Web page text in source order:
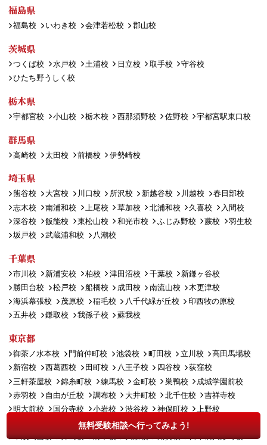
無料受験相談へ行ってみよう!
福島県
福島校 いわき校 会津若松校 郡山校
茨城県
つくば校 水戸校 土浦校 日立校 取手校
守谷校
ひたち野うしく校
栃木県
宇都宮校 小山校 栃木校 西那須野校 佐野校 宇都宮駅東口校
群馬県
高崎校 太田校 前橋校 伊勢崎校
埼玉県
熊谷校 大宮校 川口校 所沢校 新越谷校 川越校
春日部校
志木校
南浦和校 上尾校 草加校 北浦和校 久喜校
入間校
深谷校
飯能校 東松山校 和光市校 ふじみ野校 蕨校
羽生校
坂戸校
武蔵浦和校 八潮校
千葉県
市川校 新浦安校 柏校 津田沼校 千葉校
新鎌ヶ谷校
勝田台校
松戸校 船橋校 成田校 南流山校
木更津校
海浜幕張校
茂原校 稲毛校 八千代緑が丘校
印西牧の原校
五井校
鎌取校 我孫子校 蘇我校
東京都
御茶ノ水本校 門前仲町校 池袋校 町田校 立川校
高田馬場校
新宿校
西葛西校 田町校 八王子校 四谷校
荻窪校
三軒茶屋校
錦糸町校 練馬校 金町校 巣鴨校
成城学園前校
赤羽校
自由が丘校 調布校 大井町校 北千住校
吉祥寺校
明大前校
国分寺校 小岩校 渋谷校 神保町校
上野校
武蔵小山校 大泉学園校 田無校
千歳烏山校
拝島校 府中校 大森校 用賀校 日本橋人形町校